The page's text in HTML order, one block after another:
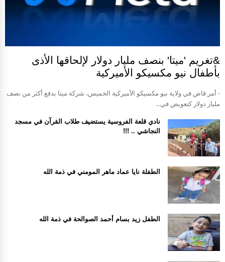
&تغريم 'ميتا' بنصف مليار دولار لإلحاقها الأذى
بأطفال نيو مكسيكو الأميركية
- أمر قاض في ولاية نيو مكسيكو الأميركية الخميس، شركة ميتا بدفع أكثر من نصف
مليار دولار كتعويض في...
نادي قلعة الفروسية يستضيف طلاب القرآن في مسجد
النجاشي .. !!!
الطفلة نايا عماد ماهر المومني في ذمة الله
الطفل زيد بسام أحمد الصوالحة في ذمة الله